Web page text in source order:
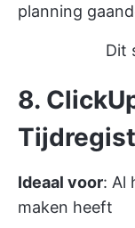
planning
Dit
8.
Ideaal voor: Al
maken heeft